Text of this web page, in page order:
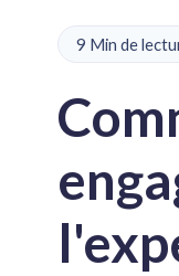
9 Min de